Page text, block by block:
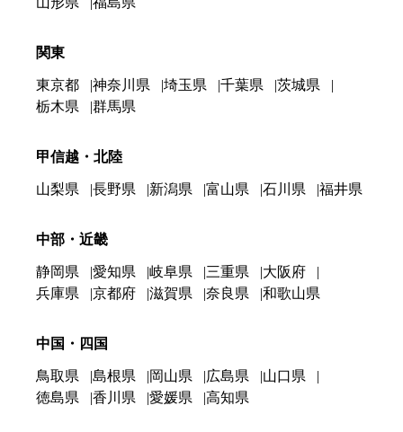
関東
東京都 神奈川県 埼玉県 千葉県
茨城県
栃木県
群馬県
甲信越・北陸
山梨県 長野県 新潟県 富山県 石川県 福井県
中部・近畿
静岡県 愛知県 岐阜県 三重県
大阪府
兵庫県
京都府 滋賀県 奈良県 和歌山県
中国・四国
鳥取県 島根県 岡山県 広島県
山口県
徳島県
香川県 愛媛県 高知県